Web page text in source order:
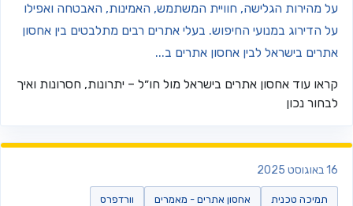
מהירות הגלישה, חוויית המשתמש, האמינות, האבטחה ואפילו
הדירוג במנועי החיפוש. בעלי אתרים רבים מתלבטים בין אחסון
בישראל לבין אחסון אתרים ב...
עוד אחסון אתרים בישראל מול חו״ל – יתרונות, חסרונות ואיך
נכון
תמיכה טכנית אחסון אתרים - מאמרים וורדפרס